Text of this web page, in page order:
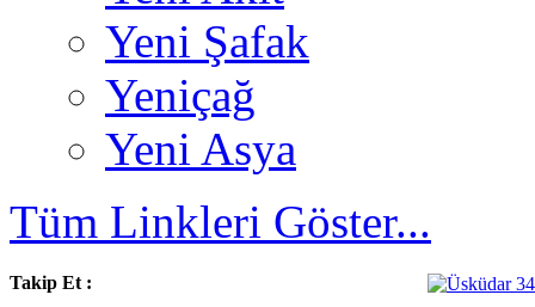
Yeni Şafak
Yeniçağ
Yeni Asya
Tüm Linkleri Göster...
Takip Et :